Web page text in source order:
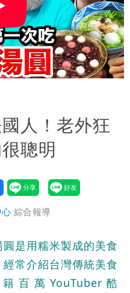
人！老外狂
聰明
綜合報導
圓是用糯米製成的美食
常介紹台灣傳統美食
百萬YouTuber酷